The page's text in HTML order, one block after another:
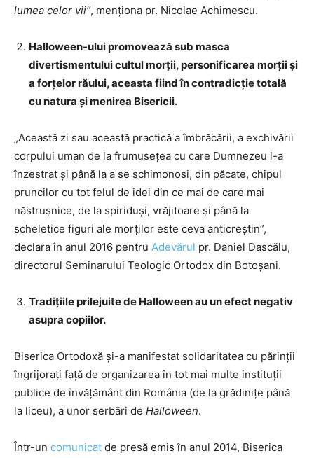
lumea celor vii”, menţiona pr. Nicolae Achimescu.
Halloween-ului promovează sub masca
divertismentului cultul morţii, personificarea morţii şi
a forţelor răului, aceasta fiind în contradicţie totală
cu natura şi menirea Bisericii.
„Această zi sau această practică a îmbrăcării, a exchivării
corpului uman de la frumuseţea cu care Dumnezeu l-a
înzestrat şi până la a se schimonosi, din păcate, chipul
pruncilor cu tot felul de idei din ce mai de care mai
năstruşnice, de la spiriduşi, vrăjitoare şi până la
scheletice figuri ale morţilor este ceva anticreştin”,
declara în anul 2016 pentru Adevărul pr. Daniel Dascălu,
directorul Seminarului Teologic Ortodox din Botoşani.
Tradiţiile prilejuite de Halloween au un efect negativ
asupra copiilor.
Biserica Ortodoxă şi-a manifestat solidaritatea cu părinţii
îngrijoraţi faţă de organizarea în tot mai multe instituţii
publice de învăţământ din România (de la grădiniţe până
la liceu), a unor serbări de Halloween.
Într-un comunicat de presă emis în anul 2014, Biserica